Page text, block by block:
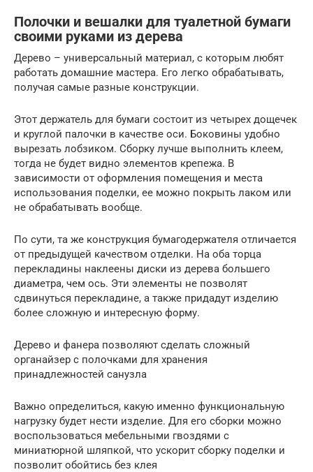
Полочки и вешалки для туалетной бумаги
своими руками из дерева
Дерево – универсальный материал, с которым любят
работать домашние мастера. Его легко обрабатывать,
получая самые разные конструкции.
Этот держатель для бумаги состоит из четырех дощечек
и круглой палочки в качестве оси. Боковины удобно
вырезать лобзиком. Сборку лучше выполнить клеем,
тогда не будет видно элементов крепежа. В
зависимости от оформления помещения и места
использования поделки, ее можно покрыть лаком или
не обрабатывать вообще.
По сути, та же конструкция бумагодержателя отличается
от предыдущей качеством отделки. На оба торца
перекладины наклеены диски из дерева большего
диаметра, чем ось. Эти элементы не позволят
сдвинуться перекладине, а также придадут изделию
более сложную и интересную форму.
Дерево и фанера позволяют сделать сложный
органайзер с полочками для хранения
принадлежностей санузла
Важно определиться, какую именно функциональную
нагрузку будет нести изделие. Для его сборки можно
воспользоваться мебельными гвоздями с
миниатюрной шляпкой, что ускорит сборку поделки и
позволит обойтись без клея